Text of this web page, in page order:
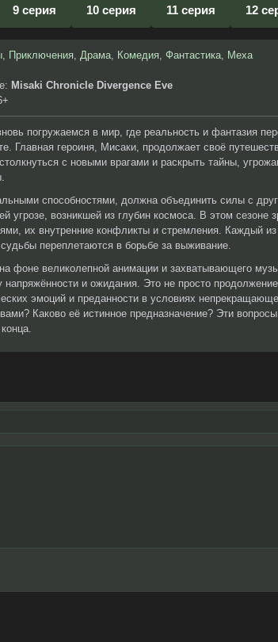
9 серия 10 серия 11 серия 12
, Приключения, Драма, Комедия, Фантастика, Меха
Misaki Chronicle Divergence Eve
погружаемся в мир, где реальность и фантазия
Главная героиня, Мисаки, продолжает своё
с новыми врагами и раскрыть тайны,
способностями, должна объединить силы с
угрозе, возникшей из глубин космоса. В этом сезоне
их внутренние конфликты и стремления. Каждый из
переплетаются в борьбе за выживание.
фоне великолепной анимации и захватывающего
и ожидания. Это не просто продолжение
эмоций и преданности в условиях
Каково её истинное предназначение? Эти